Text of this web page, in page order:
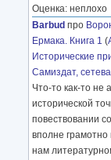
Оценка: неплохо
Barbud про
Ермака. Книга 1 (
Исторические
Самиздат,
Что-то как-то не
исторической
повествовании
вполне
нам